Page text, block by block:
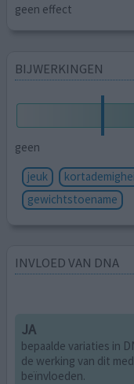
geen effect
BIJWERKINGEN
geen
jeuk
gewichtstoename
INVLOED VAN DNA
JA
bepaalde variaties in
de werking van dit
beïnvloeden.